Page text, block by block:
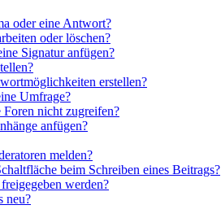
oder eine Antwort?
oder löschen?
Signatur anfügen?
erstellen?
Umfrage?
nicht zugreifen?
anfügen?
melden?
beim Schreiben eines Beitrags?
werden?
neu?